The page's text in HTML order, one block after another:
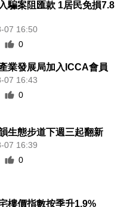
騙案阻匯款 1居民免損7.8
07 16:50
0
業發展局加入ICCA會員
07 16:43
0
生態步道下週三起翻新
07 16:39
0
樓價指數按季升1.9%